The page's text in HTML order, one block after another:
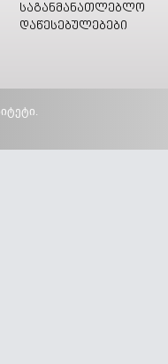
საგანმანათლებლო
დაწესებულებები